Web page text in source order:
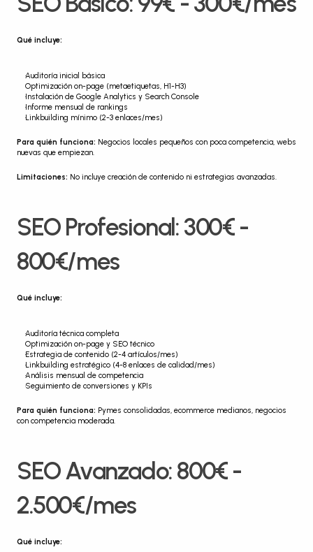
Qué incluye:
Auditoría inicial básica
Optimización on-page (metaetiquetas, H1-H3)
Instalación de Google Analytics y Search Console
Informe mensual de rankings
Linkbuilding mínimo (2-3 enlaces/mes)
Para quién funciona: Negocios locales pequeños con poca competencia, webs
nuevas que empiezan.
Limitaciones: No incluye creación de contenido ni estrategias avanzadas.
SEO Profesional: 300€ -
800€/mes
Qué incluye:
Auditoría técnica completa
Optimización on-page y SEO técnico
Estrategia de contenido (2-4 artículos/mes)
Linkbuilding estratégico (4-8 enlaces de calidad/mes)
Análisis mensual de competencia
Seguimiento de conversiones y KPIs
Para quién funciona: Pymes consolidadas, ecommerce medianos, negocios
con competencia moderada.
SEO Avanzado: 800€ -
2.500€/mes
Qué incluye: